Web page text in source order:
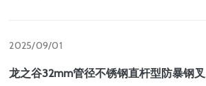
2025/09/01
龙之谷32mm管径不锈钢直杆型防暴钢叉